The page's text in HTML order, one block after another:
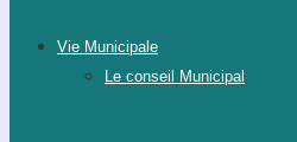
Vie Municipale
Le conseil Municipal